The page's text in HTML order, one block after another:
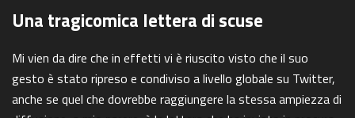
Una tragicomica lettera di scuse
Mi vien da dire che in effetti vi è riuscito visto che il suo
gesto è stato ripreso e condiviso a livello globale su Twitter,
anche se quel che dovrebbe raggiungere la stessa ampiezza di